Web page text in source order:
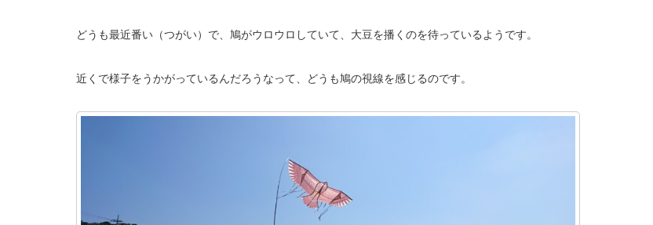
どうも最近番い（つがい）で、鳩がウロウロしていて、大豆を播くのを待っているようです。
近くで様子をうかがっているんだろうなって、どうも鳩の視線を感じるのです。